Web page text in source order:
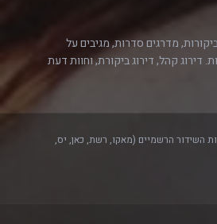
מדרגים סדרות, מגיבים על
דירוג קהל, דירוג ביקורת, וחוות דעת
השידור הרשמיים (מאקו, רשת, כאן, יס,